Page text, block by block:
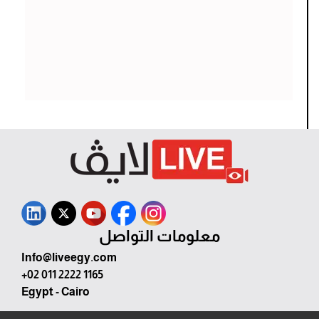
معلومات التواصل
Info@liveegy.com
+02 011 2222 1165
Egypt - Cairo